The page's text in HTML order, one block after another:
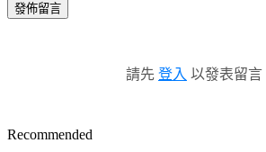
發佈留言
請先 登入 以發表留言
Recommended